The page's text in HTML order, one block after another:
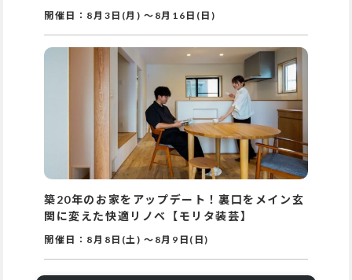
開催日： 8月3日(月) ～ 8月16日(日)
築20年のお家をアップデート！裏口をメイン玄
関に変えた快適リノベ【モリタ装芸】
開催日： 8月8日(土) ～ 8月9日(日)